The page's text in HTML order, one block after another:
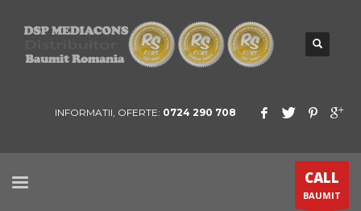
INFORMATII, OFERTE: 0724 290 708
CALL
BAUMIT